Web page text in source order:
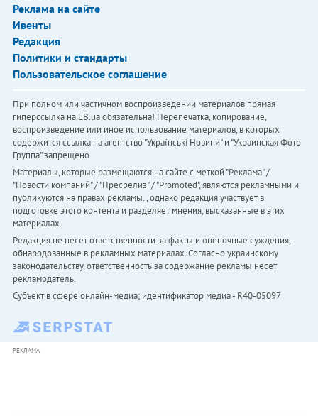
Реклама на сайте
Ивенты
Редакция
Политики и стандарты
Пользовательское соглашение
При полном или частичном воспроизведении материалов прямая
гиперссылка на LB.ua обязательна! Перепечатка, копирование,
воспроизведение или иное использование материалов, в которых
содержится ссылка на агентство "Українськi Новини" и "Украинская Фото
Группа" запрещено.
Материалы, которые размещаются на сайте с меткой "Реклама" /
"Новости компаний" / "Пресрелиз" / "Promoted", являются рекламными и
публикуются на правах рекламы. , однако редакция участвует в
подготовке этого контента и разделяет мнения, высказанные в этих
материалах.
Редакция не несет ответственности за факты и оценочные суждения,
обнародованные в рекламных материалах. Согласно украинскому
законодательству, ответственность за содержание рекламы несет
рекламодатель.
Субъект в сфере онлайн-медиа; идентификатор медиа - R40-05097
РЕКЛАМА